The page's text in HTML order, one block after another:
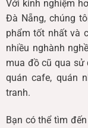
Với kinh nghiệm
Đà Nẵng, chúng
phẩm tốt nhất và
nhiều nghành
mua đồ cũ qua sử
quán cafe, quán
tranh.
Bạn có thể tìm